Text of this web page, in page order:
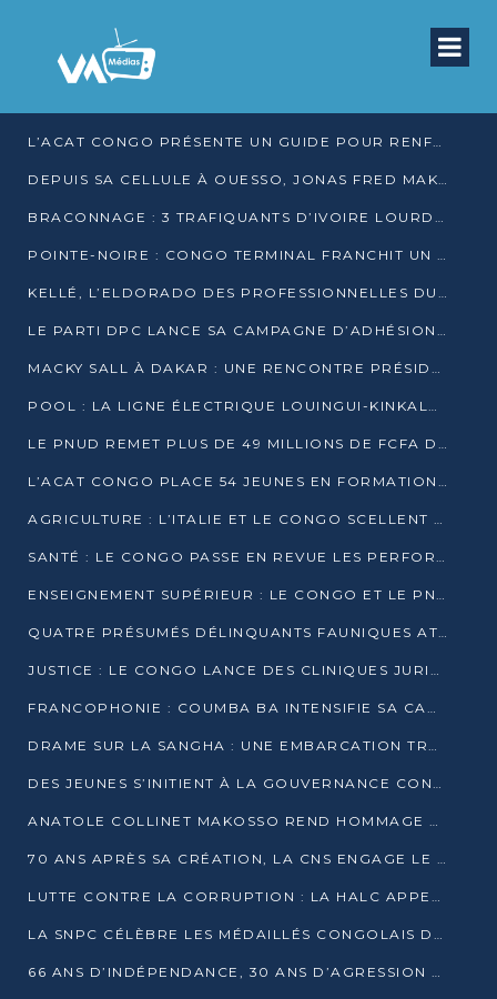
L’ACAT CONGO PRÉSENTE UN GUIDE POUR RENFORCER LES GARANTIES JUDICIAIRES EN GARDE À VUE
DEPUIS SA CELLULE À OUESSO, JONAS FRED MAKITA DÉNONCE CE QU’IL QUALIFIE DE DÉNI DE JUSTICE
BRACONNAGE : 3 TRAFIQUANTS D’IVOIRE LOURDEMENT CONDAMNÉS À DJAMBALA
POINTE-NOIRE : CONGO TERMINAL FRANCHIT UN CAP HISTORIQUE AVEC 99 MOUVEMENTS/HEURE
KELLÉ, L’ELDORADO DES PROFESSIONNELLES DU SEXE
LE PARTI DPC LANCE SA CAMPAGNE D’ADHÉSIONS ET VEUT STRUCTURER SA PRÉSENCE DANS LES 15 DÉPARTEMENTS
MACKY SALL À DAKAR : UNE RENCONTRE PRÉSIDENTIELLE QUI DIVISE L’OPINION SÉNÉGALAISE
POOL : LA LIGNE ÉLECTRIQUE LOUINGUI-KINKALA-BOKO MISE EN SERVICE
LE PNUD REMET PLUS DE 49 MILLIONS DE FCFA D’ÉQUIPEMENTS POUR ACCÉLÉRER LA NUMÉRISATION DU SYSTÈME DE SANTÉ
L’ACAT CONGO PLACE 54 JEUNES EN FORMATION PROFESSIONNELLE
AGRICULTURE : L’ITALIE ET LE CONGO SCELLENT UN PARTENARIAT POUR UNE PRODUCTION LOCALE DURABLE
SANTÉ : LE CONGO PASSE EN REVUE LES PERFORMANCES DE SES HÔPITAUX À MI-PARCOURS
ENSEIGNEMENT SUPÉRIEUR : LE CONGO ET LE PNUD VEULENT RAPPROCHER LA FORMATION UNIVERSITAIRE DES BESOINS DU MARCHÉ DE L’EMPLOI
QUATRE PRÉSUMÉS DÉLINQUANTS FAUNIQUES ATTENDUS DEVANT LA JUSTICE POUR TRAFIC D’IVOIRE
JUSTICE : LE CONGO LANCE DES CLINIQUES JURIDIQUES POUR RAPPROCHER LE DROIT DES CITOYENS
FRANCOPHONIE : COUMBA BA INTENSIFIE SA CAMPAGNE POUR LA SUCCESSION À LA TÊTE DE L’OIF
DRAME SUR LA SANGHA : UNE EMBARCATION TRANSPORTANT DES FIDÈLES DE « NZAMBÉ YA L’HUILE » FAIT NAUFRAGE À OUESSO
DES JEUNES S’INITIENT À LA GOUVERNANCE CONTINENTALE À BRAZZAVILLE
ANATOLE COLLINET MAKOSSO REND HOMMAGE À JEAN-PAUL PIGASSE
70 ANS APRÈS SA CRÉATION, LA CNS ENGAGE LE VIRAGE DE LA DIGITALISATION
LUTTE CONTRE LA CORRUPTION : LA HALC APPELLE À PASSER DES DISCOURS AUX ACTES
LA SNPC CÉLÈBRE LES MÉDAILLÉS CONGOLAIS DES OLYMPIADES PANAFRICAINES DE MATHÉMATIQUES 2026
66 ANS D’INDÉPENDANCE, 30 ANS D’AGRESSION RWANDAISE : 4 PRÉSIDENCES, UN ÉCHEC COLLECTIF